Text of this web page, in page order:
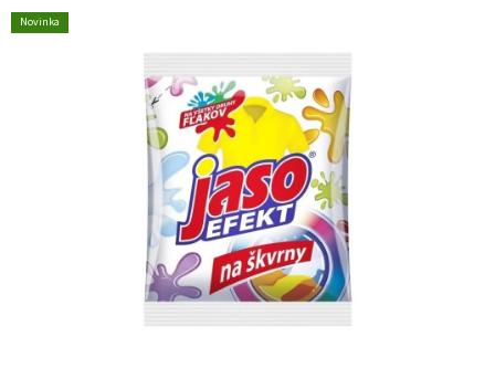
produktu
Novinka